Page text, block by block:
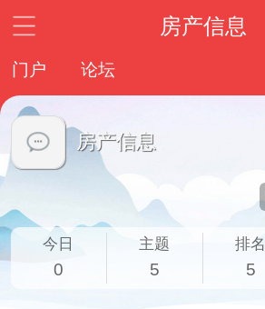
房产信息
门户 论坛
房产信息
今日
0
主题
5
排名
5